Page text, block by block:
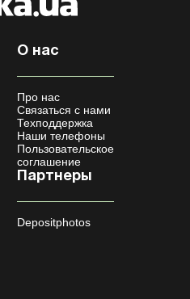
О нас
Про нас
Связаться с нами
Техподдержка
Наши телефоны
Пользовательское
соглашение
Партнеры
Depositphotos